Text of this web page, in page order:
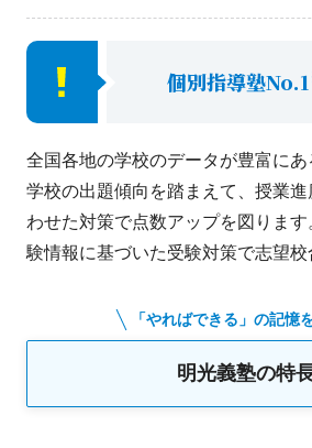
個別指導塾No.1
全国各地の学校のデータが豊富に
学校の出題傾向を踏まえて、授業
わせた対策で点数アップを図りま
験情報に基づいた受験対策で志望校
「やればできる」の記憶
明光義塾の特